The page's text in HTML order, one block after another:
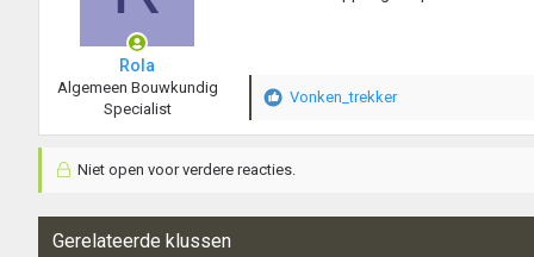
Rola
Algemeen Bouwkundig
Specialist
W
r
e
Vonken_trekker
Niet open voor verdere reacties.
Gerelateerde klussen